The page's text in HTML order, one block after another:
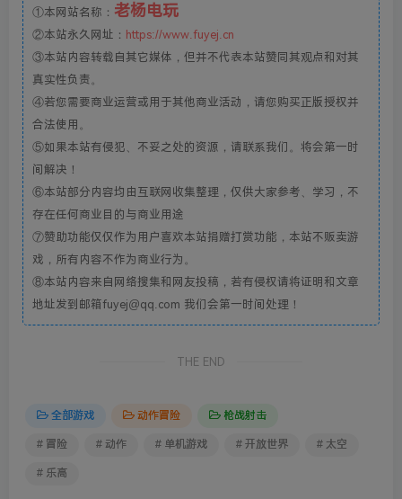
①本网站名称： 老杨电玩
②本站永久网址： https://www.fuyej.cn
③本站内容转载自其它媒体，但并不代表本站赞同其观点和对其
真实性负责。
④若您需要商业运营或用于其他商业活动，请您购买正版授权并
合法使用。
⑤如果本站有侵犯、不妥之处的资源，请联系我们。将会第一时
间解决！
⑥本站部分内容均由互联网收集整理，仅供大家参考、学习，不
存在任何商业目的与商业用途
⑦赞助功能仅仅作为用户喜欢本站捐赠打赏功能，本站不贩卖游
戏，所有内容不作为商业行为。
⑧本站内容来自网络搜集和网友投稿，若有侵权请将证明和文章
地址发到邮箱fuyej@qq.com 我们会第一时间处理！
THE END
全部游戏 动作冒险 枪战射击
# 冒险 # 动作 # 单机游戏 # 开放世界 # 太空
# 乐高